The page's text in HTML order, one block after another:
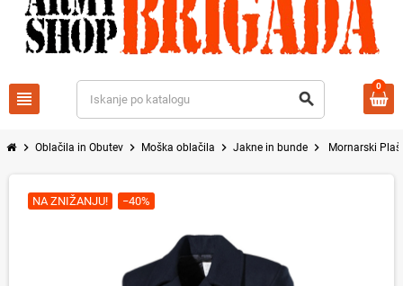
view_headline search
0
chevron_right Oblačila in Obutev chevron_right Moška oblačila chevron_right Jakne in bunde chevron_right Mornarski
NA ZNIŽANJU! −40%